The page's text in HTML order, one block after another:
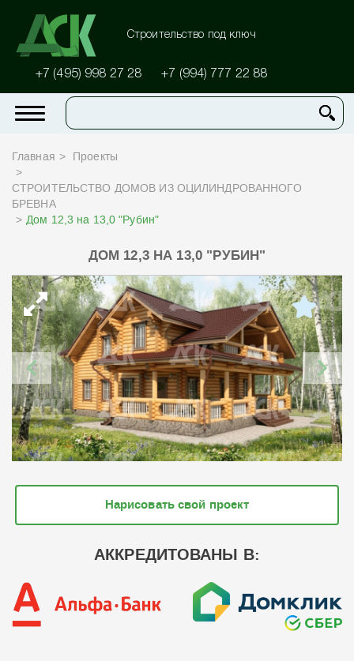
Строительство под ключ
+7 (495) 998 27 28 +7 (994) 777 22 88
Главная Проекты
СТРОИТЕЛЬСТВО ДОМОВ ИЗ ОЦИЛИНДРОВАННОГО
БРЕВНА
Дом 12,3 на 13,0 "Рубин"
ДОМ 12,3 НА 13,0 "РУБИН"
Нарисовать свой проект
АККРЕДИТОВАНЫ В: